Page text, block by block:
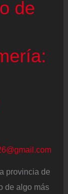
de
provincia de
de algo más